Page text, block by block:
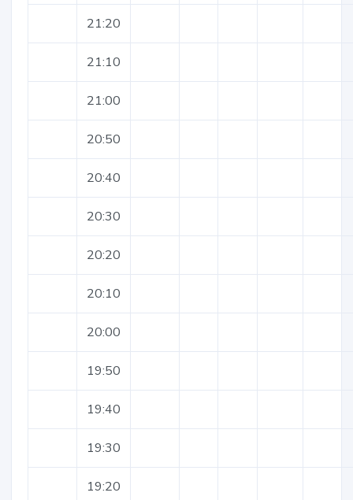
21:20
21:10
21:00
20:50
20:40
20:30
20:20
20:10
20:00
19:50
19:40
19:30
19:20